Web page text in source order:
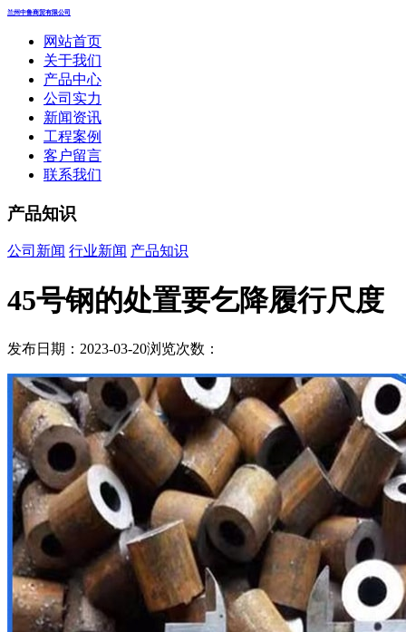
兰州中鲁商贸有限公司
网站首页
关于我们
产品中心
公司实力
新闻资讯
工程案例
客户留言
联系我们
产品知识
公司新闻 行业新闻 产品知识
45号钢的处置要乞降履行尺度
发布日期：2023-03-20浏览次数：